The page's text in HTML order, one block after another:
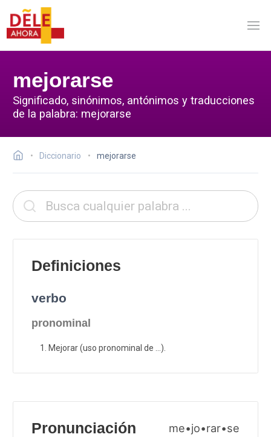
mejorarse
Significado, sinónimos, antónimos y traducciones
de la palabra: mejorarse
Diccionario mejorarse
Definiciones
verbo
pronominal
Mejorar (uso pronominal de ...).
Pronunciación me•jo•rar•se